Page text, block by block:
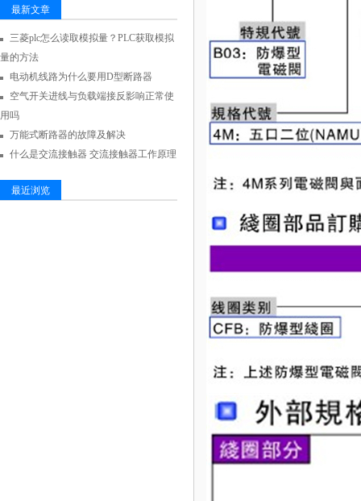
最新文章
三菱plc怎么读取模拟量？PLC获取模拟
量的方法
电动机线路为什么要用D型断路器
空气开关进线与负载端接反影响正常使
用吗
万能式断路器的故障及解决
什么是交流接触器 交流接触器工作原理
最近浏览